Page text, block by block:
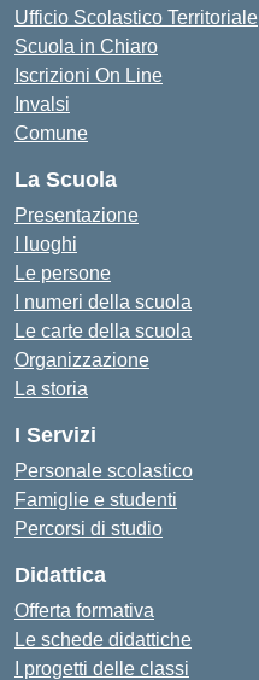
Ufficio Scolastico Territoriale
Scuola in Chiaro
Iscrizioni On Line
Invalsi
Comune
La Scuola
Presentazione
I luoghi
Le persone
I numeri della scuola
Le carte della scuola
Organizzazione
La storia
I Servizi
Personale scolastico
Famiglie e studenti
Percorsi di studio
Didattica
Offerta formativa
Le schede didattiche
I progetti delle classi